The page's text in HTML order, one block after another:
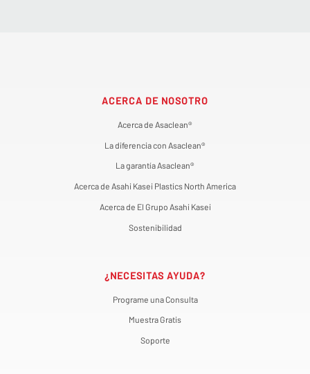
ACERCA DE NOSOTRO
Acerca de Asaclean®
La diferencia con Asaclean®
La garantía Asaclean®
Acerca de Asahi Kasei Plastics North America
Acerca de El Grupo Asahi Kasei
Sostenibilidad
¿NECESITAS AYUDA?
Programe una Consulta
Muestra Gratis
Soporte